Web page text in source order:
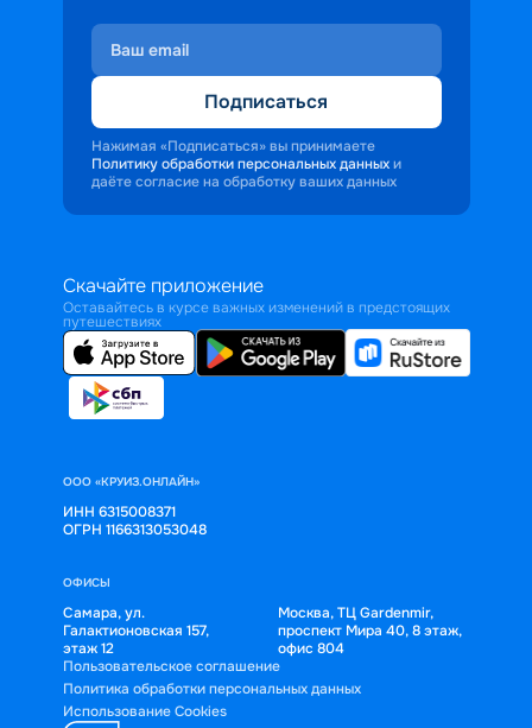
Подписаться
Нажимая «Подписаться» вы принимаете
Политику обработки персональных данных и
даёте согласие на обработку ваших данных
Скачайте приложение
Оставайтесь в курсе важных изменений в предстоящих
путешествиях
ООО «КРУИЗ.ОНЛАЙН»
ИНН 6315008371
ОГРН 1166313053048
ОФИСЫ
Самара, ул.
Галактионовская 157,
этаж 12
Москва, ТЦ Gardenmir,
проспект Мира 40, 8 этаж,
офис 804
Пользовательское соглашение
Политика обработки персональных данных
Использование Cookies